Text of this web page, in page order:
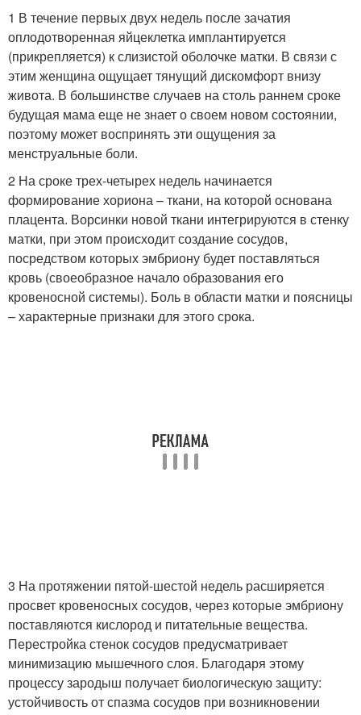
1 В течение первых двух недель после зачатия
оплодотворенная яйцеклетка имплантируется
(прикрепляется) к слизистой оболочке матки. В связи с
этим женщина ощущает тянущий дискомфорт внизу
живота. В большинстве случаев на столь раннем сроке
будущая мама еще не знает о своем новом состоянии,
поэтому может воспринять эти ощущения за
менструальные боли.
2 На сроке трех-четырех недель начинается
формирование хориона – ткани, на которой основана
плацента. Ворсинки новой ткани интегрируются в стенку
матки, при этом происходит создание сосудов,
посредством которых эмбриону будет поставляться
кровь (своеобразное начало образования его
кровеносной системы). Боль в области матки и поясницы
– характерные признаки для этого срока.
3 На протяжении пятой-шестой недель расширяется
просвет кровеносных сосудов, через которые эмбриону
поставляются кислород и питательные вещества.
Перестройка стенок сосудов предусматривает
минимизацию мышечного слоя. Благодаря этому
процессу зародыш получает биологическую защиту:
устойчивость от спазма сосудов при возникновении